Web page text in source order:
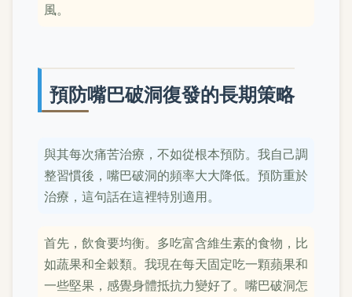
風。
預防嘴巴破洞復發的長期策略
與其每次痛苦治療，不如從根本預防。我自己調
整習慣後，嘴巴破洞的頻率大大降低。預防重於
治療，這句話在這裡特別適用。
首先，飲食要均衡。多吃富含維生素的食物，比
如蔬果和全穀類。我現在每天固定吃一顆蘋果和
一些堅果，感覺身體抵抗力變好了。嘴巴破洞怎